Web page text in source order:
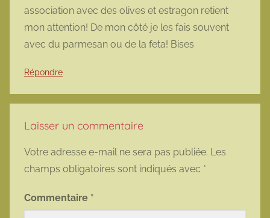
association avec des olives et estragon retient
mon attention! De mon côté je les fais souvent
avec du parmesan ou de la feta! Bises
Répondre
Laisser un commentaire
Votre adresse e-mail ne sera pas publiée. Les
champs obligatoires sont indiqués avec *
Commentaire *